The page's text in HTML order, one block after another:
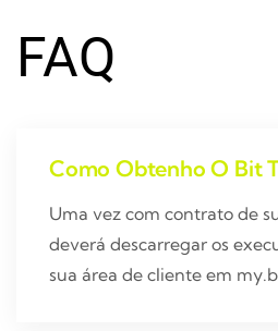
FAQ
Como Obtenho O Bit
Uma vez com contrato de
deverá descarregar os
sua área de cliente em